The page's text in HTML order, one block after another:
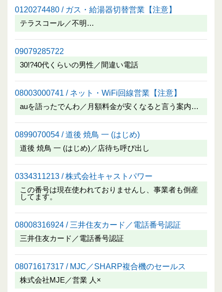
0120274480 / ガス・給湯器切替営業【注意】
テラスコール／不明…
09079285722
30!?40代くらいの男性／間違い電話
08003000741 / ネット・WiFi回線営業【注意】
auを語ったでんわ／月額料金が安くなると言う案内…
0899070054 / 道後 焼鳥 一 (はじめ)
道後 焼鳥 一 (はじめ)／店待ち呼び出し
0334311213 / 株式会社キャストパワー
この番号は現在使われておりませんし、事業者も倒産
してます。
08008316924 / 三井住友カード／電話番号認証
三井住友カード／電話番号認証
08071617317 / MJC／SHARP複合機のセールス
株式会社MJE／営業 人×